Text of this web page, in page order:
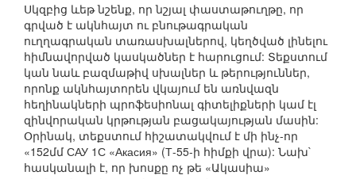
Սկզբից ևեթ նշենք, որ նշյալ փաստաթուղթը, որ
գրված է ակնհայտ ու բնութագրական
ուղղագրական տառասխալներով, կեղծված լինելու
հիմնավորված կասկածներ է հարուցում: Տեքստում
կան նաև բազմաթիվ սխալներ և թերություններ,
որոնք ակնհայտորեն վկայում են առնվազն
հեղինակների պրոֆեսիոնալ գիտելիքների կամ էլ
զինվորական կրթության բացակայության մասին:
Օրինակ, տեքստում հիշատակվում է մի ինչ-որ
«152մմ САУ 1С «Акасия» (Т-55-ի հիմքի վրա): Նախ`
հասկանալի է, որ խոսքը ոչ թե «Ակասիա»